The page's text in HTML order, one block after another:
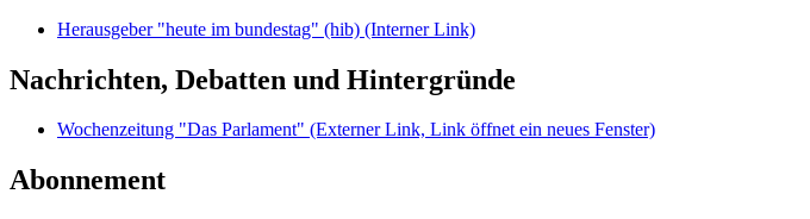
Herausgeber "heute im bundestag" (hib) (Interner Link)
Nachrichten, Debatten und Hintergründe
Wochenzeitung "Das Parlament" (Externer Link, Link öffnet ein neues Fenster)
Abonnement